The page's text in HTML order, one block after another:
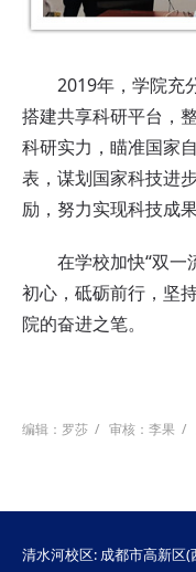
2019年，学院充分
搭建共享科研平台，
科研实力，瞄准国家
表，谋划国家科技进
励，努力实现科技成果
在学校加快“双一
初心，砥砺前行，坚
院的奋进之笔。
编辑：罗莎 / 审核：李果 /
清水河校区: 成都市高新区(